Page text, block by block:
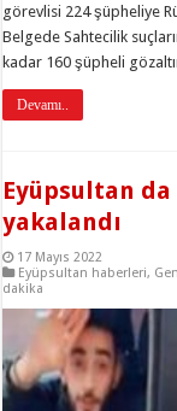
görevlisi 224 şüpheliye
Belgede Sahtecilik
kadar 160 şüpheli
Devamı..
Eyüpsultan
yakalandı
17 Mayıs 2022
Eyüpsultan haberleri,
dakika